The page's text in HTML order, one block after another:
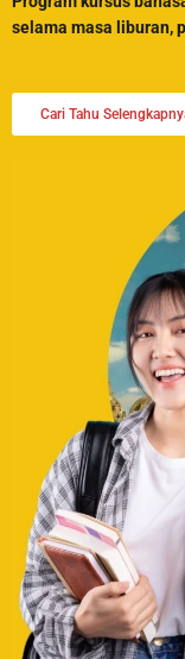
selama masa liburan,
Cari Tahu